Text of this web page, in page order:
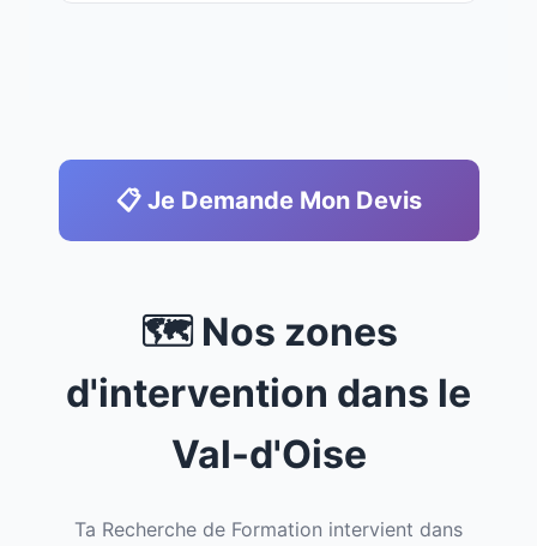
📋 Je Demande Mon Devis
🗺️ Nos zones
d'intervention dans le
Val-d'Oise
Ta Recherche de Formation intervient dans